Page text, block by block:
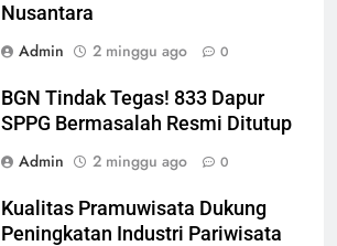
Nusantara
Admin
2 minggu ago 0
BGN Tindak Tegas! 833 Dapur
SPPG Bermasalah Resmi Ditutup
Admin
2 minggu ago 0
Kualitas Pramuwisata Dukung
Peningkatan Industri Pariwisata